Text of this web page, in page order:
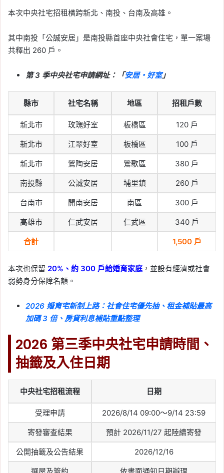
本次中央社宅招租橫跨新北、南投、台南及高雄。
其中南投「公誠安居」是南投縣首座中央社會住宅，單一案場
共釋出 260 戶。
第 3 季中央社宅申請網址：「安居・好室」
縣市 社宅名稱 地區 招租戶數
新北市 玫瑰好室 板橋區 120 戶
新北市 江翠好室 板橋區 100 戶
新北市 鶯陶安居 鶯歌區 380 戶
南投縣 公誠安居 埔里鎮 260 戶
台南市 開南安居 南區 300 戶
高雄市 仁武安居 仁武區 340 戶
合計 1,500 戶
本次也保留 20%、約 300 戶給婚育家庭 ，並設有經濟或社會
弱勢身分保障名額。
2026 婚育宅新制上路：社會住宅優先抽、租金補貼最高
加碼 3 倍、房貸利息補貼重點整理
2026 第三季中央社宅申請時間、
抽籤及入住日期
中央社宅招租流程 日期
受理申請 2026/8/14 09:00～9/14 23:59
寄發審查結果 預計 2026/11/27 起陸續寄發
公開抽籤及公告結果 2026/12/16
選屋及簽約 依書面通知日期辦理